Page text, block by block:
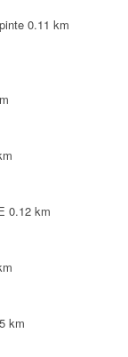
0.11 km
0.12 km
km